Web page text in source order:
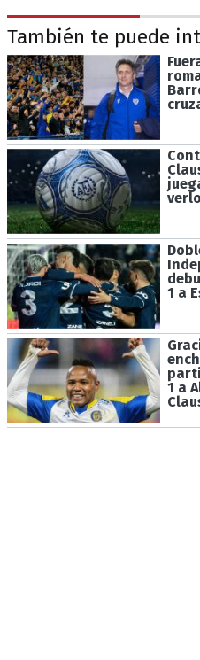
También te puede
1 a
1 a